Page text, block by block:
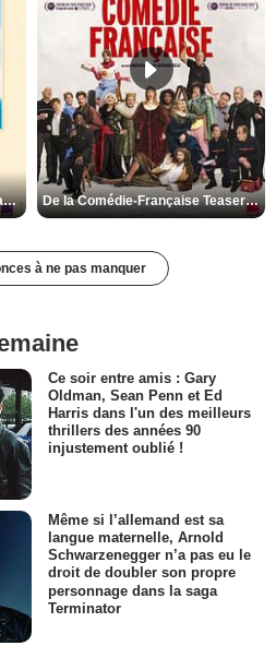
Les Matins merveilleux Bande-annonce VF De la Comédie-Française Teaser VF
à ne pas manquer
Ce soir entre amis : Gary
Oldman, Sean Penn et Ed
Harris dans l'un des meilleurs
thrillers des années 90
injustement oublié !
Même si l’allemand est sa
langue maternelle, Arnold
Schwarzenegger n’a pas eu le
droit de doubler son propre
personnage dans la saga
Terminator